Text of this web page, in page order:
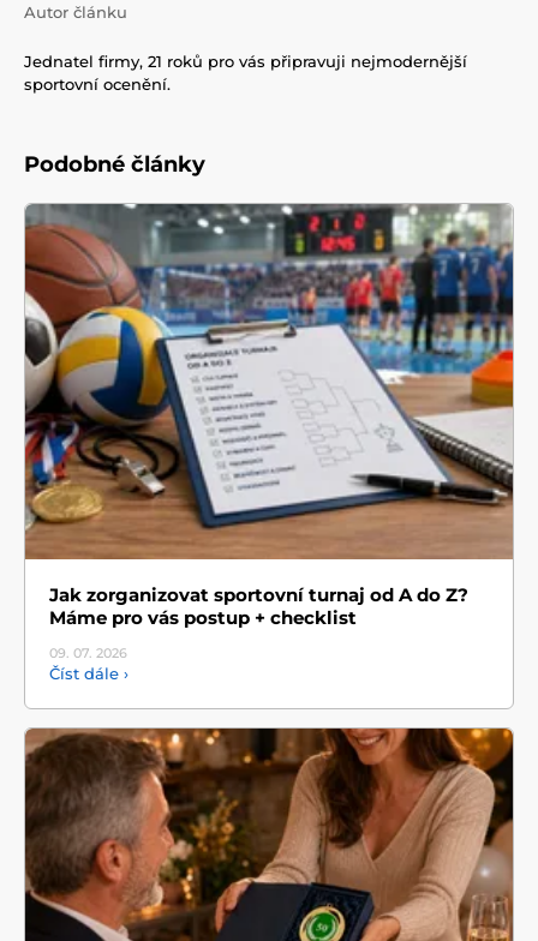
Autor článku
Jednatel firmy, 21 roků pro vás připravuji nejmodernější
sportovní ocenění.
Podobné články
Jak zorganizovat sportovní turnaj od A do Z?
Máme pro vás postup + checklist
09. 07. 2026
Číst dále ›